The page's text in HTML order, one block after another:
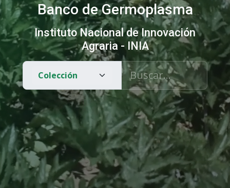
Banco de Germoplasma
Instituto Nacional de Innovación
Agraria - INIA